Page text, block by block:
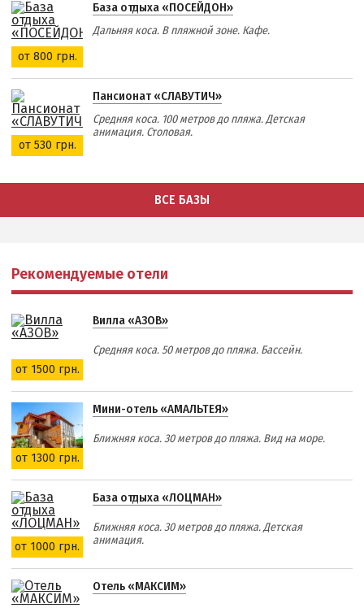
от 800 грн.
База отдыха «ПОСЕЙДОН»
Дальняя коса. В пляжной зоне. Кафе.
от 530 грн.
Пансионат «СЛАВУТИЧ»
Средняя коса. 100 метров до пляжа. Детская
анимация. Столовая.
ВСЕ БАЗЫ
Рекомендуемые отели
от 1500 грн.
Вилла «АЗОВ»
Средняя коса. 50 метров до пляжа. Бассейн.
от 1300 грн.
Мини-отель «АМАЛЬТЕЯ»
Ближняя коса. 30 метров до пляжа. Вид на море.
от 1000 грн.
База отдыха «ЛОЦМАН»
Ближняя коса. 30 метров до пляжа. Детская
анимация.
Отель «МАКСИМ»